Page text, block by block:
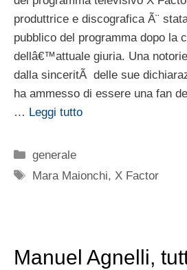
produttrice e discografica Ã¨
pubblico del programma dopo la
dellâ€™attuale giuria. Una
dalla sinceritÃ delle sue
ha ammesso di essere una fan
… Leggi tutto
Categorie
generale
Tag
Mara Maionchi,X Factor
Manuel Agnelli,